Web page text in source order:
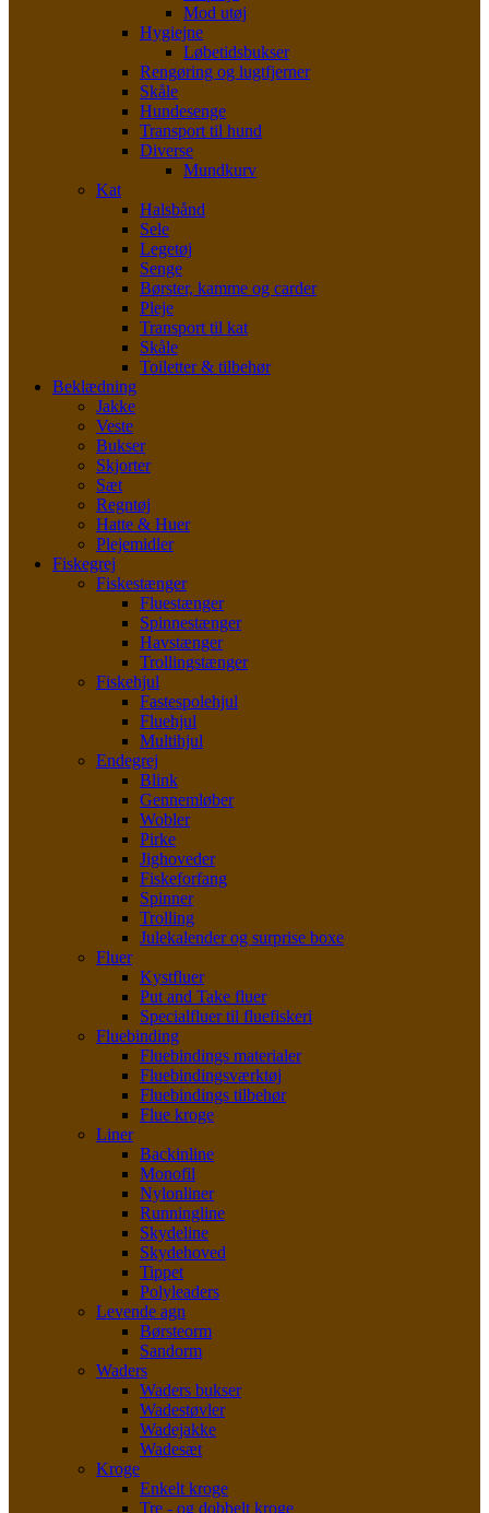
Mod utøj
Hygiejne
Løbetidsbukser
Rengøring og lugtfjerner
Skåle
Hundesenge
Transport til hund
Diverse
Mundkurv
Kat
Halsbånd
Sele
Legetøj
Senge
Børster, kamme og carder
Pleje
Transport til kat
Skåle
Toiletter & tilbehør
Beklædning
Jakke
Veste
Bukser
Skjorter
Sæt
Regntøj
Hatte & Huer
Plejemidler
Fiskegrej
Fiskestænger
Fluestænger
Spinnestænger
Havstænger
Trollingstænger
Fiskehjul
Fastespolehjul
Fluehjul
Multihjul
Endegrej
Blink
Gennemløber
Wobler
Pirke
Jighoveder
Fiskeforfang
Spinner
Trolling
Julekalender og surprise boxe
Fluer
Kystfluer
Put and Take fluer
Specialfluer til fluefiskeri
Fluebinding
Fluebindings materialer
Fluebindingsværktøj
Fluebindings tilbehør
Flue kroge
Liner
Backinline
Monofil
Nylonliner
Runningline
Skydeline
Skydehoved
Tippet
Polyleaders
Levende agn
Børsteorm
Sandorm
Waders
Waders bukser
Wadestøvler
Wadejakke
Wadesæt
Kroge
Enkelt kroge
Tre - og dobbelt kroge